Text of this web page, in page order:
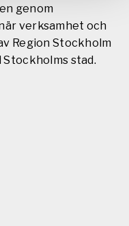
genom
verksamhet och
Region Stockholm
Stockholms stad.